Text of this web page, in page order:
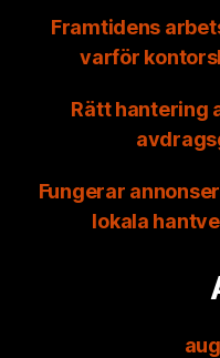
Framtidens
varför
Rätt hantering
Fungerar
lokala